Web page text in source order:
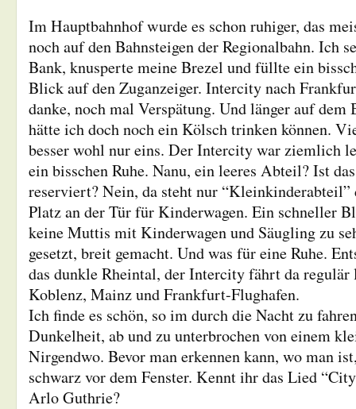
Im Hauptbahnhof wurde es schon ruhiger, das
noch auf den Bahnsteigen der Regionalbahn. Ich
Bank, knusperte meine Brezel und füllte ein
Blick auf den Zuganzeiger. Intercity nach
danke, noch mal Verspätung. Und länger auf dem
hätte ich doch noch ein Kölsch trinken können.
besser wohl nur eins. Der Intercity war ziemlich
ein bisschen Ruhe. Nanu, ein leeres Abteil? Ist
reserviert? Nein, da steht nur
Platz an der Tür für Kinderwagen. Ein schneller
keine Muttis mit Kinderwagen und Säugling zu
gesetzt, breit gemacht. Und was für eine Ruhe.
das dunkle Rheintal, der Intercity fährt da
Koblenz, Mainz und Frankfurt-Flughafen.
Ich finde es schön, so im durch die Nacht zu
Dunkelheit, ab und zu unterbrochen von einem
Nirgendwo. Bevor man erkennen kann, wo man
schwarz vor dem Fenster. Kennt ihr das Lied
Arlo Guthrie?